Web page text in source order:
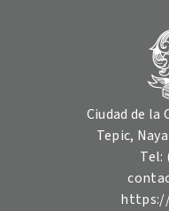
Ciudad de la
Tepic,
Tel:
https://